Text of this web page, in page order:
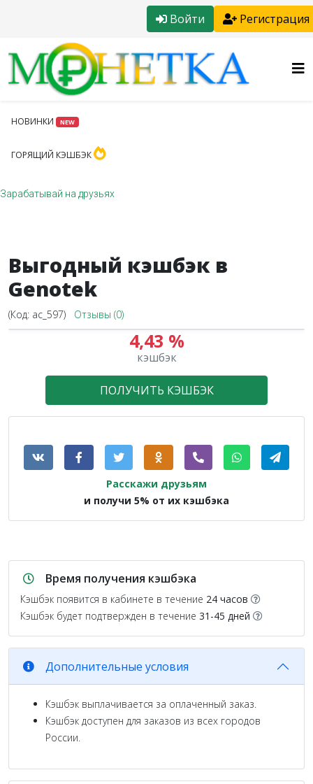
Войти Регистрация
НОВИНКИ NEW
ГОРЯЩИЙ КЭШБЭК
Зарабатывай на друзьях
Выгодный кэшбэк в
Genotek
(Код: ac_597) Отзывы (0)
4,43 %
кэшбэк
ПОЛУЧИТЬ КЭШБЭК
Расскажи друзьям
и получи 5% от их кэшбэка
Время получения кэшбэка
Кэшбэк появится в кабинете в течение 24 часов
Кэшбэк будет подтвержден в течение 31-45 дней
Дополнительные условия
Кэшбэк выплачивается за оплаченный заказ.
Кэшбэк доступен для заказов из всех городов
России.